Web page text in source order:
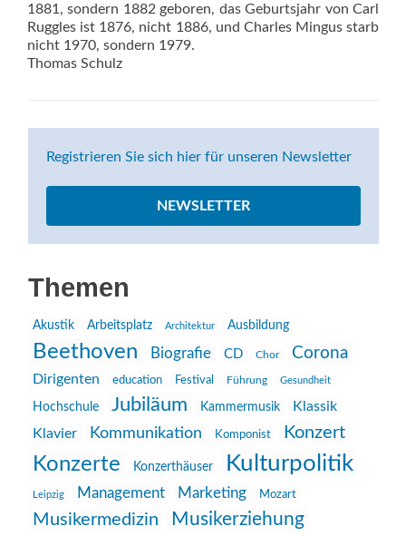
1881, sondern 1882 geboren, das Geburtsjahr von Carl
Ruggles ist 1876, nicht 1886, und Charles Mingus starb
nicht 1970, sondern 1979.
Thomas Schulz
Registrieren Sie sich hier für unseren Newsletter
NEWSLETTER
Themen
Akustik Arbeitsplatz Architektur Ausbildung
Beethoven Biografie CD Chor Corona
Dirigenten education Festival Führung Gesundheit
Hochschule Jubiläum Kammermusik
Klassik
Klavier
Kommunikation Komponist Konzert
Konzerte Konzerthäuser Kulturpolitik
Leipzig Management Marketing Mozart
Musikermedizin Musikerziehung